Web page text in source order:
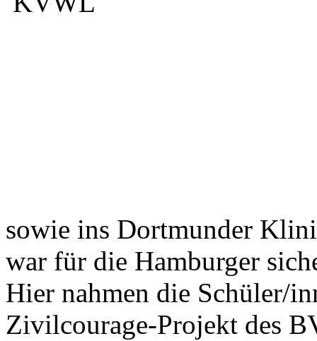
sowie ins Dortmunder
war für die Hamburger
Hier nahmen die Schüler/
Zivilcourage-Projekt des